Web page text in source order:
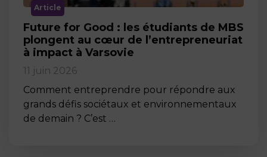
Article
Future for Good : les étudiants de MBS
plongent au cœur de l’entrepreneuriat
à impact à Varsovie
11 juin 2026
Comment entreprendre pour répondre aux
grands défis sociétaux et environnementaux
de demain ? C’est …